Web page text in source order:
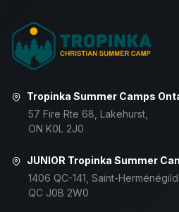
Tropinka Summer Camps
57 Fire Rte 68, Lakehurst,
ON K0L 2J0
JUNIOR Tropinka Summer
1406 QC-141, Saint-
QC J0B 2W0